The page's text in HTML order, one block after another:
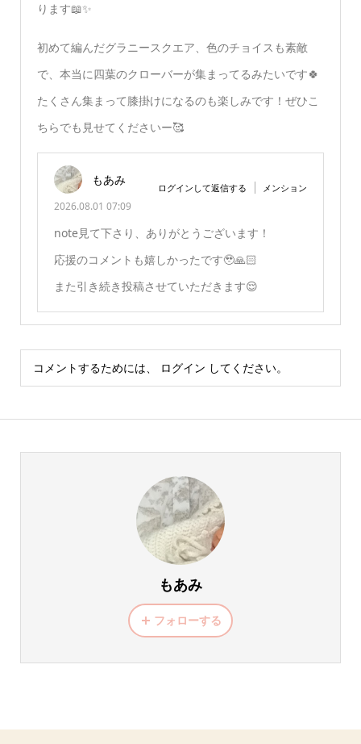
ります📖✨
初めて編んだグラニースクエア、色のチョイスも素敵
で、本当に四葉のクローバーが集まってるみたいです🍀
たくさん集まって膝掛けになるのも楽しみです！ぜひこ
ちらでも見せてくださいー🥰
もあみ
2026.08.01 07:09
ログインして返信する メンション
note見て下さり、ありがとうございます！
応援のコメントも嬉しかったです🥹🙏🏻
また引き続き投稿させていただきます😌
コメントするためには、 ログイン してください。
もあみ
フォローする